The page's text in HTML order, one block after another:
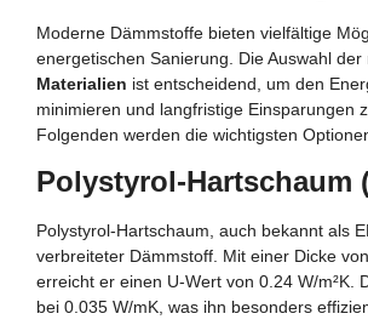
Moderne Dämmstoffe bieten vielfältige
energetischen Sanierung. Die Auswahl der
Materialien ist entscheidend, um den
minimieren und langfristige Einsparungen
Folgenden werden die wichtigsten
Polystyrol-Hartschaum
Polystyrol-Hartschaum, auch bekannt als
verbreiteter Dämmstoff. Mit einer Dicke
erreicht er einen U-Wert von 0.24 W/m²K.
bei 0.035 W/mK, was ihn besonders